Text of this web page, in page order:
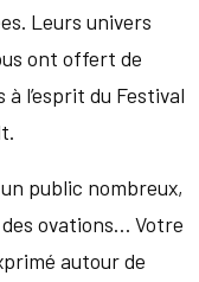
Leurs univers
ont offert de
l’esprit du Festival
public nombreux,
ovations… Votre
autour de